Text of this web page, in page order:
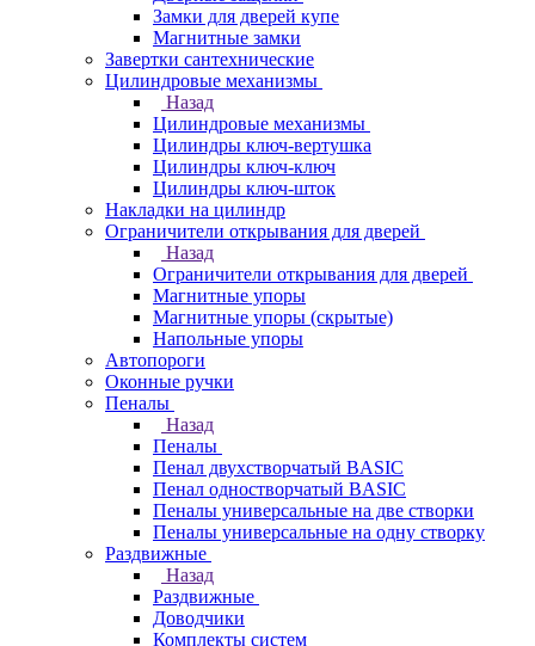
Замки для дверей купе
Магнитные замки
Завертки сантехнические
Цилиндровые механизмы
Назад
Цилиндровые механизмы
Цилиндры ключ-вертушка
Цилиндры ключ-ключ
Цилиндры ключ-шток
Накладки на цилиндр
Ограничители открывания для дверей
Назад
Ограничители открывания для дверей
Магнитные упоры
Магнитные упоры (скрытые)
Напольные упоры
Автопороги
Оконные ручки
Пеналы
Назад
Пеналы
Пенал двухстворчатый BASIC
Пенал одностворчатый BASIC
Пеналы универсальные на две створки
Пеналы универсальные на одну створку
Раздвижные
Назад
Раздвижные
Доводчики
Комплекты систем